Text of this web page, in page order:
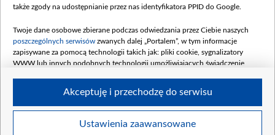
także zgody na udostępnianie przez nas identyfikatora PPID do Google.
Twoje dane osobowe zbierane podczas odwiedzania przez Ciebie naszych
poszczególnych serwisów zwanych dalej „Portalem”, w tym informacje
zapisywane za pomocą technologii takich jak: pliki cookie, sygnalizatory
WWW lub innych podobnych technologii umożliwiających świadczenie
Twoje dane osobowe zbierane podczas odwiedzania przez Ciebie
Ustawienia zaawansowane
Akceptuję i przechodzę do serwisu